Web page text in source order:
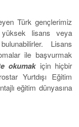
Türk gençlerimiz
yüksek lisans veya
Lisans
ile başvurmak
okumakiçin hiçbir
Yurtdışı Eğitim
eğitim dünyasına